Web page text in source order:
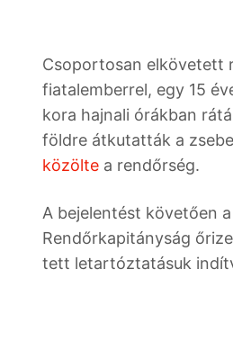
Csoportosan elkövetett
fiatalemberrel, egy 15
kora hajnali órákban
földre átkutatták a
közölte a rendőrség.
A bejelentést követően
Rendőrkapitányság
tett letartóztatásuk